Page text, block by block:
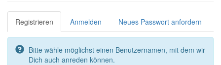
Haupt-
Reiter
Registrieren (aktiver
Reiter)
Anmelden Neues Passwort anfordern
Bitte wähle möglichst einen Benutzernamen, mit dem wir
Dich auch anreden können.